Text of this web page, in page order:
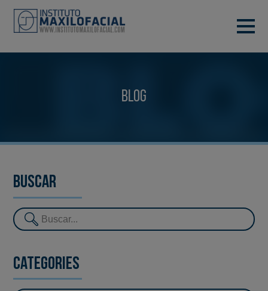
Blog
Buscar
Categories